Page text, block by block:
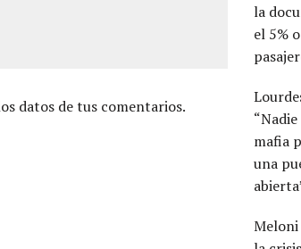
datos de tus comentarios.
la
el 5%
mafia
una